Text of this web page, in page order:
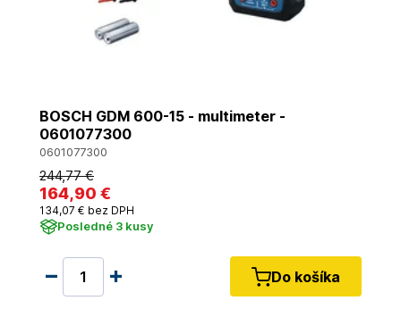
BOSCH GDM 600-15 - multimeter -
0601077300
0601077300
244,77 €
164,90 €
134,07 € bez DPH
Posledné 3 kusy
Do košíka